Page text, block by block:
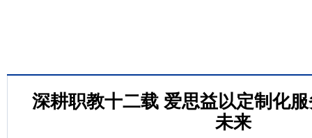
深耕职教十二载 爱思益以定制化
未来